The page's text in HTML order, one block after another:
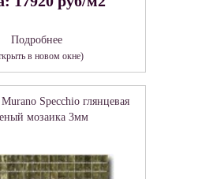
Подробнее
в новом окне)
Specchio глянцевая
мозаика 3мм